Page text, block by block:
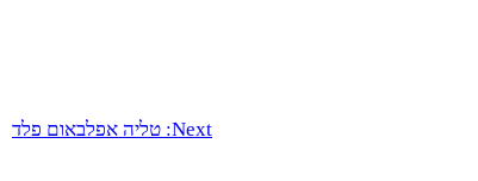
Next: טליה אפלבאום פלד